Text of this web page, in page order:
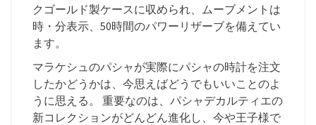
クゴールド製ケースに収められ、ムーブメントは
時・分表示、50時間のパワーリザーブを備えてい
ます。
マラケシュのパシャが実際にパシャの時計を注文
したかどうかは、今思えばどうでもいいことのよ
うに思える。 重要なのは、パシャデカルティエの
新コレクションがどんどん進化し、今や王子様で